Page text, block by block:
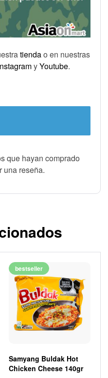
tiendao en nuestras
yYoutube.
que hayan comprado
una reseña.
bestseller
Samyang Buldak Hot
Chicken Cheese 140gr